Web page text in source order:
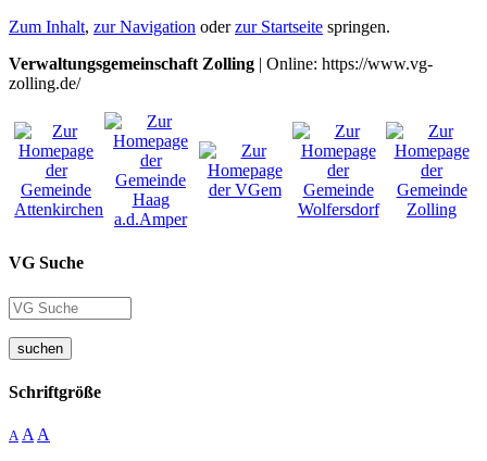
Zum Inhalt, zur Navigation oderzur Startseite springen.
Verwaltungsgemeinschaft Zolling | Online: https://www.vg-
zolling.de/
VG Suche
suchen
Schriftgröße
A A A